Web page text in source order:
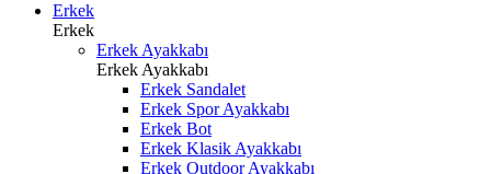
Erkek
Erkek
Erkek Ayakkabı
Erkek Ayakkabı
Erkek Sandalet
Erkek Spor Ayakkabı
Erkek Bot
Erkek Klasik Ayakkabı
Erkek Outdoor Ayakkabı